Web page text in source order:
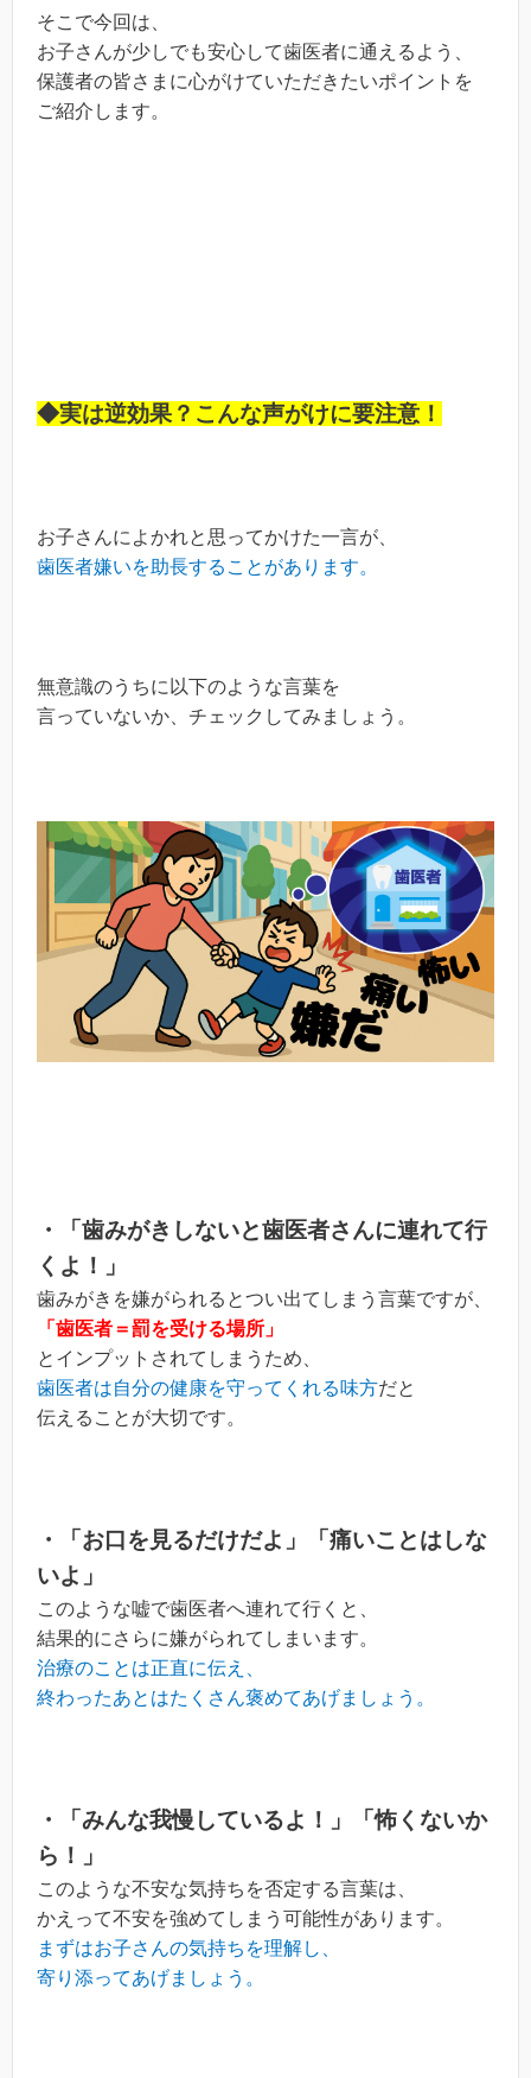
そこで今回は、
お子さんが少しでも安心して歯医者に通えるよう、
保護者の皆さまに心がけていただきたいポイントを
ご紹介します。
◆実は逆効果？こんな声がけに要注意！
お子さんによかれと思ってかけた一言が、
歯医者嫌いを助長することがあります。
無意識のうちに以下のような言葉を
言っていないか、チェックしてみましょう。
・「歯みがきしないと歯医者さんに連れて行
くよ！」
歯みがきを嫌がられるとつい出てしまう言葉ですが、
「歯医者＝罰を受ける場所」
とインプットされてしまうため、
歯医者は自分の健康を守ってくれる味方だと
伝えることが大切です。
・「お口を見るだけだよ」「痛いことはしな
いよ」
このような嘘で歯医者へ連れて行くと、
結果的にさらに嫌がられてしまいます。
治療のことは正直に伝え、
終わったあとはたくさん褒めてあげましょう。
・「みんな我慢しているよ！」「怖くないか
ら！」
このような不安な気持ちを否定する言葉は、
かえって不安を強めてしまう可能性があります。
まずはお子さんの気持ちを理解し、
寄り添ってあげましょう。